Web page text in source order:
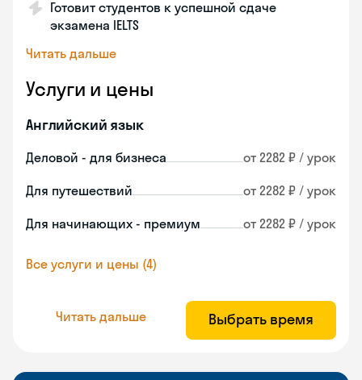
Готовит студентов к успешной сдаче
экзамена IELTS
Читать дальше
Услуги и цены
Английский язык
Деловой - для бизнеса от 2282 ₽ / урок
Для путешествий от 2282 ₽ / урок
Для начинающих - премиум от 2282 ₽ / урок
Все услуги и цены (4)
Читать дальше Выбрать время